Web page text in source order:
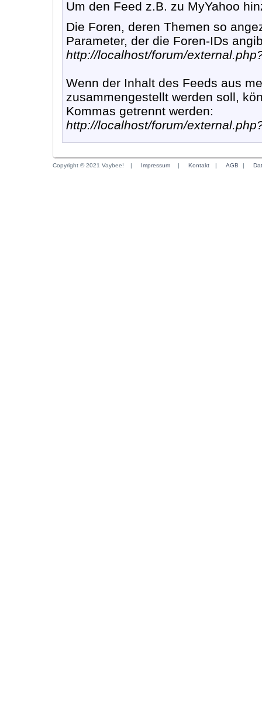
Um den Feed z.B. zu MyYahoo
Die Foren, deren Themen so
Parameter, der die Foren-IDs
http://localhost/forum/
Wenn der Inhalt des Feeds aus
zusammengestellt werden soll,
Kommas getrennt werden:
http://localhost/forum/
Copyright © 2021 Vaybee! | Impressum | Kontakt | AGB |